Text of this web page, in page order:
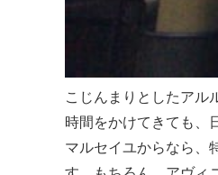
こじんまりとしたアル
時間をかけてきても、
マルセイユからなら、